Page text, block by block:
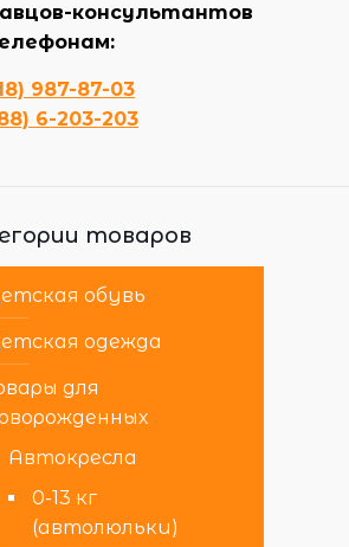
консультантов
987-87-03
6-203-203
товаров
обувь
одежда
для
Автокресла
0-13 кг
(автолюльки)